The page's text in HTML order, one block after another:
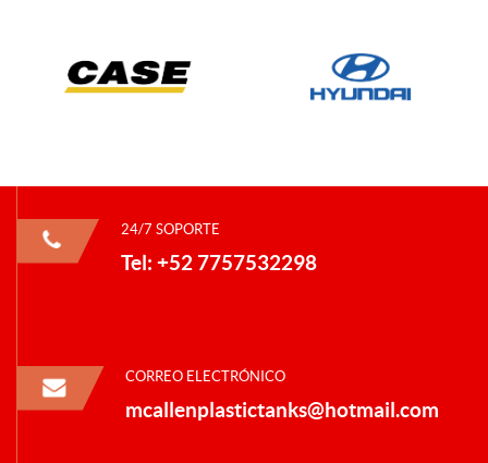
24/7 SOPORTE
Tel: +52 7757532298
CORREO ELECTRÓNICO
mcallenplastictanks@hotmail.com